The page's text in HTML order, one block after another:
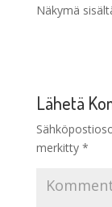
Näkymä
Lähetä
merkitty *